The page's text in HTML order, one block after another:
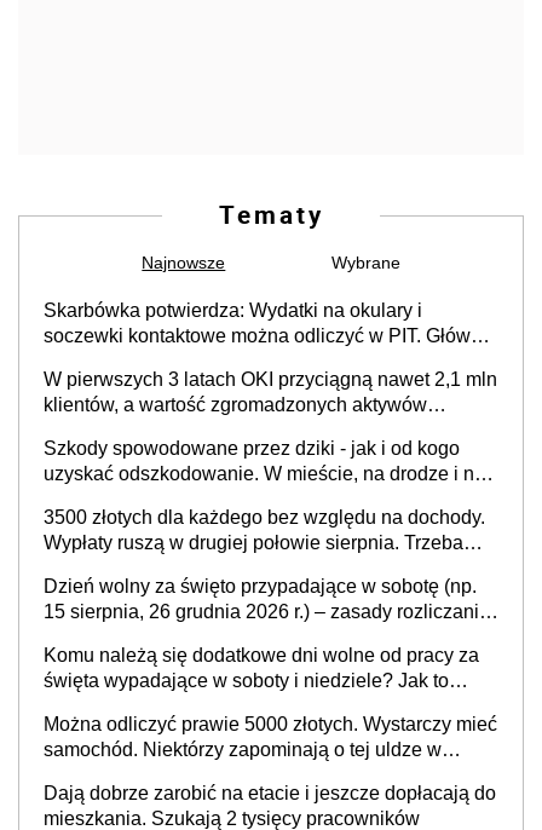
Tematy
Najnowsze Wybrane
Skarbówka potwierdza: Wydatki na okulary i
soczewki kontaktowe można odliczyć w PIT. Główny
Częściowe dofinansowanie (np. z zfśs) pomniejsza
odliczenie
W pierwszych 3 latach OKI przyciągną nawet 2,1 mln
klientów, a wartość zgromadzonych aktywów
Szkody spowodowane przez dziki - jak i od kogo
uzyskać odszkodowanie. W mieście, na drodze i na
3500 złotych dla każdego bez względu na dochody.
Wypłaty ruszą w drugiej połowie sierpnia. Trzeba
Dzień wolny za święto przypadające w sobotę (np.
15 sierpnia, 26 grudnia 2026 r.) – zasady rozliczania
i administracja publiczna), najczęstsze pytania
Komu należą się dodatkowe dni wolne od pracy za
święta wypadające w soboty i niedziele? Jak to
Można odliczyć prawie 5000 złotych. Wystarczy mieć
samochód. Niektórzy zapominają o tej uldze w
Dają dobrze zarobić na etacie i jeszcze dopłacają do
mieszkania. Szukają 2 tysięcy pracowników